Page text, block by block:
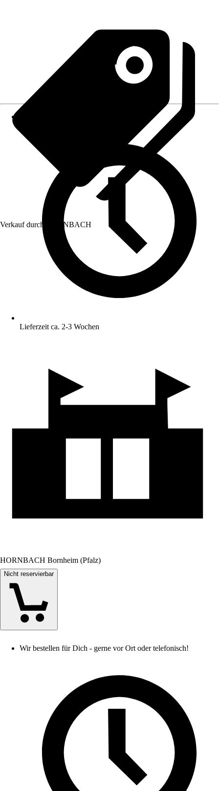
Verkauf durch: HORNBACH
Lieferzeit ca. 2-3 Wochen
HORNBACH Bornheim (Pfalz)
Nicht reservierbar
Wir bestellen für Dich - gerne vor Ort oder telefonisch!